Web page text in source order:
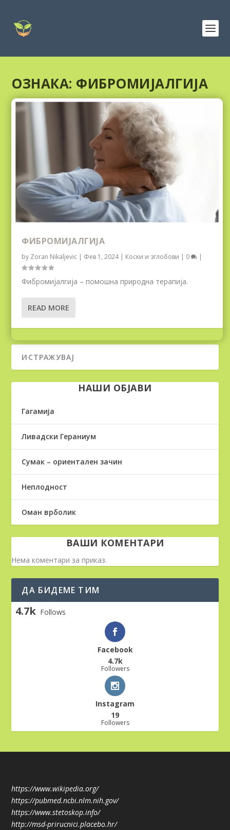
ОЗНАКА: ФИБРОМИЈАЛГИЈА
ФИБРОМИЈАЛГИЈА
by Zoran Nikaljevic | Фев 1, 2024| Коски и зглобови | 0 |
Фибромијалгија – помошна природна терапија.
READ MORE
НАШИ ОБЈАВИ
Гагамија
Ливадски Гераниум
Сумак – ориентален зачин
Неплодност
Оман врболик
ВАШИ КОМЕНТАРИ
Нема коментари за приказ.
ДА БИДЕМЕ ТИМ
4.7k Follows
Facebook
4.7k
Followers
Instagram
19
Followers
https://www.wikipedia.org/
https://pubmed.ncbi.nlm.nih.gov/
https://www.stetoskop.info/
http://msd-prirucnici.placebo.hr/